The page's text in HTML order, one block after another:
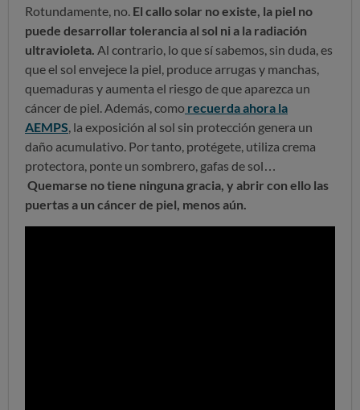
Rotundamente, no. El callo solar no existe, la piel no
puede desarrollar tolerancia al sol ni a la radiación
ultravioleta. Al contrario, lo que sí sabemos, sin duda, es
que el sol envejece la piel, produce arrugas y manchas,
quemaduras y aumenta el riesgo de que aparezca un
cáncer de piel. Además, como recuerda ahora la
AEMPS , la exposición al sol sin protección genera un
daño acumulativo. Por tanto, protégete, utiliza crema
protectora, ponte un sombrero, gafas de sol…
Quemarse no tiene ninguna gracia, y abrir con ello las
puertas a un cáncer de piel, menos aún.